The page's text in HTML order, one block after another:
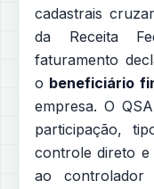
cadastrais
da Receita
faturamento
o beneficiário
empresa. O
participação,
controle direto
ao controlador